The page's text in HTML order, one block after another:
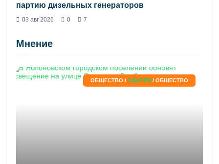
партию дизельных генераторов
03 авг 2026 0 7
Мнение
ОБЩЕСТВО / АДЫГЕЯ / ОБЩЕСТВО